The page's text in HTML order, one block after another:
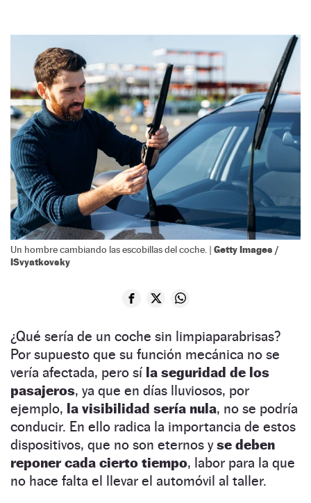
Un hombre cambiando las escobillas del coche. | Getty Images /
ISvyatkovsky
¿Qué sería de un coche sin limpiaparabrisas?
Por supuesto que su función mecánica no se
vería afectada, pero sí la seguridad de los
pasajeros, ya que en días lluviosos, por
ejemplo, la visibilidad sería nula, no se podría
conducir. En ello radica la importancia de estos
dispositivos, que no son eternos yse deben
reponer cada cierto tiempo, labor para la que
no hace falta el llevar el automóvil al taller.